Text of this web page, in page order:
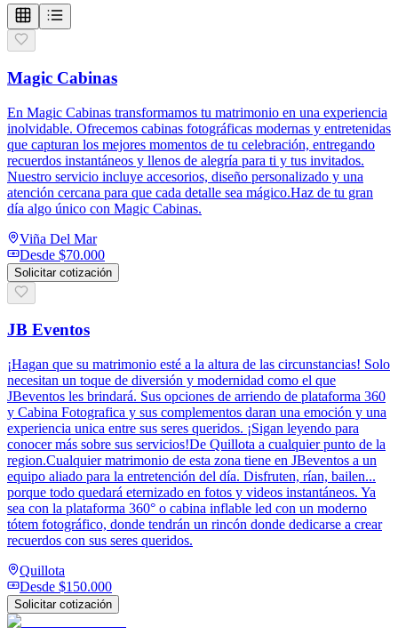
Magic Cabinas
En Magic Cabinas transformamos tu matrimonio en una experiencia
inolvidable. Ofrecemos cabinas fotográficas modernas y entretenidas
que capturan los mejores momentos de tu celebración, entregando
recuerdos instantáneos y llenos de alegría para ti y tus invitados.
Nuestro servicio incluye accesorios, diseño personalizado y una
atención cercana para que cada detalle sea mágico.Haz de tu gran
día algo único con Magic Cabinas.
Viña Del Mar
Desde $70.000
Solicitar cotización
JB Eventos
¡Hagan que su matrimonio esté a la altura de las circunstancias! Solo
necesitan un toque de diversión y modernidad como el que
JBeventos les brindará. Sus opciones de arriendo de plataforma 360
y Cabina Fotografica y sus complementos daran una emoción y una
experiencia unica entre sus seres queridos. ¡Sigan leyendo para
conocer más sobre sus servicios!De Quillota a cualquier punto de la
region.Cualquier matrimonio de esta zona tiene en JBeventos a un
equipo aliado para la entretención del día. Disfruten, rían, bailen...
porque todo quedará eternizado en fotos y videos instantáneos. Ya
sea con la plataforma 360° o cabina inflable led con un moderno
tótem fotográfico, donde tendrán un rincón donde dedicarse a crear
recuerdos con sus seres queridos.
Quillota
Desde $150.000
Solicitar cotización